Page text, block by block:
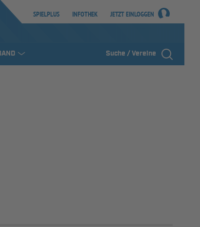
SPIELPLUS INFOTHEK JETZT EINLOGGEN
Suche / Vereine